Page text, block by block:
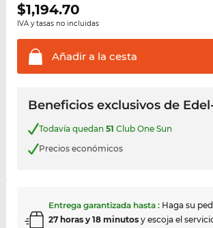
$1,194.70
IVA y tasas no incluidas
Añadir a la cesta
Beneficios exclusivos de
Todavía quedan 51 Club One Sun
Precios económicos
Entrega garantizada hasta : Haga su
27 horas y 18 minutosy escoja el